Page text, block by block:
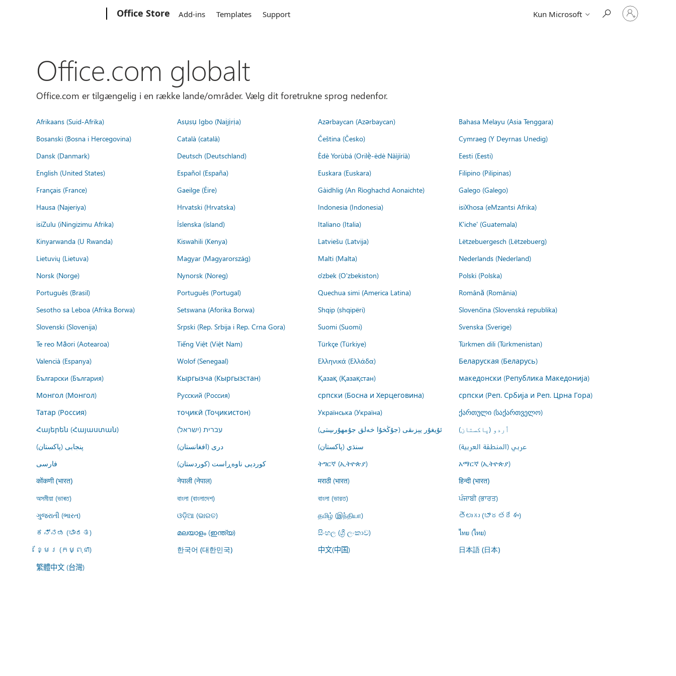
Office Store Add-ins Templates Support Kun Microsoft
Log
på
din
Office.com globalt
Office.com er tilgængelig i en række lande/områder. Vælg dit foretrukne sprog nedenfor.
Afrikaans (Suid-Afrika) Asụsụ Igbo (Naịjịrịa) Azərbaycan (Azərbaycan)
Bahasa Melayu (Asia Tenggara)
Bosanski (Bosna i Hercegovina)
Català (català) Čeština (Česko)
Cymraeg (Y Deyrnas Unedig)
Dansk (Danmark)
Deutsch (Deutschland) Èdè Yorùbá (Orilẹ̀-èdè Nàìjíríà)
Eesti (Eesti)
English (United States)
Español (España) Euskara (Euskara)
Filipino (Pilipinas)
Français (France)
Gaeilge (Éire) Gàidhlig (An Rìoghachd Aonaichte)
Galego (Galego)
Hausa (Najeriya)
Hrvatski (Hrvatska) Indonesia (Indonesia)
isiXhosa (eMzantsi Afrika)
isiZulu (iNingizimu Afrika)
Íslenska (ísland) Italiano (Italia)
K'iche' (Guatemala)
Kinyarwanda (U Rwanda)
Kiswahili (Kenya) Latviešu (Latvija)
Lëtzebuergesch (Lëtzebuerg)
Lietuvių (Lietuva)
Magyar (Magyarország) Malti (Malta)
Nederlands (Nederland)
Norsk (Norge)
Nynorsk (Noreg) o'zbek (O'zbekiston)
Polski (Polska)
Português (Brasil)
Português (Portugal) Quechua simi (America Latina)
Română (România)
Sesotho sa Leboa (Afrika Borwa)
Setswana (Aforika Borwa) Shqip (shqipëri)
Slovenčina (Slovenská republika)
Slovenski (Slovenija)
Srpski (Rep. Srbija i Rep. Crna Gora) Suomi (Suomi)
Svenska (Sverige)
Te reo Māori (Aotearoa)
Tiếng Việt (Việt Nam) Türkçe (Türkiye)
Türkmen dili (Türkmenistan)
Valencià (Espanya)
Wolof (Senegaal) Ελληνικά (Ελλάδα)
Беларуская (Беларусь)
Български (България)
Кыргызча (Кыргызстан) Қазақ (Қазақстан)
македонски (Република Македонија)
Монгол (Монгол)
Русский (Россия) српски (Босна и Херцеговина)
српски (Реп. Србија и Реп. Црна Гора)
Татар (Россия)
тоҷикӣ (Тоҷикистон) Українська (Україна)
ქართული (საქართველო)
Հայերեն (Հայաստան)
עברית (ישראל) ئۇيغۇر يېزىقى (جۇڭخۇا خەلق جۇمھۇرىيىتى)
اُردو (پاکستان)
پنجابی (پاکستان)
درى (افغانستان) سنڌي (پاکستان)
عربي (المنطقة العربية)
فارسى
کوردیی ناوەڕاست (کوردستان) ትግርኛ (ኢትዮጵያ) አማርኛ (ኢትዮጵያ)
कोंकणी (भारत) नेपाली (नेपाल) मराठी (भारत) हिन्दी (भारत)
অসমীয়া (ভাৰত) বাংলা (বাংলাদেশ) বাংলা (ভারত)
ਪੰਜਾਬੀ (ਭਾਰਤ)
ગુજરાતી (ભારત)
ଓଡ଼ିଆ (ଭାରତ) தமிழ் (இந்தியா)
తెలుగు (భారతదేశం)
ಕನ್ನಡ (ಭಾರತ)
മലയാളം (ഇന്ത്യ) සිංහල (ශ්‍රී ලංකාව)
ไทย (ไทย)
ខ្មែរ (កម្ពុជា)
한국어 (대한민국) 中文(中国) 日本語 (日本)
繁體中文 (台灣)